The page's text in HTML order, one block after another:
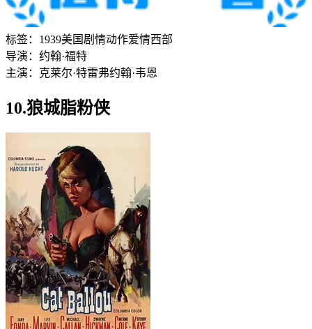
标签： 1939美国 剧情动作爱情西部
导演： 约翰·福特
主演： 克莱尔·特雷弗约翰·韦恩
10.狼城脂粉侠